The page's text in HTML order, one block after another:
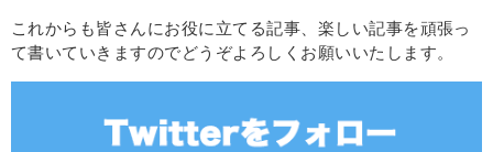
これからも皆さんにお役に立てる記事、楽しい記事を頑張っ
て書いていきますのでどうぞよろしくお願いいたします。